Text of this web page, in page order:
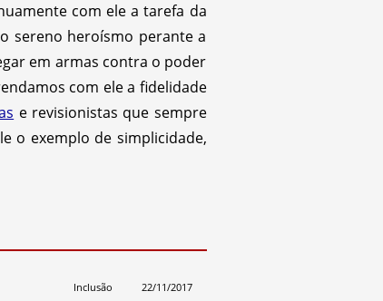
com ele a tarefa da
sereno heroísmo perante a
em armas contra o poder
com ele a fidelidade
e revisionistas que sempre
o exemplo de simplicidade,
Inclusão 22/11/2017